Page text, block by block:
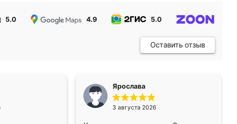
5.0 4.9 5.0
Оставить отзыв
Ярослава
3 августа 2026